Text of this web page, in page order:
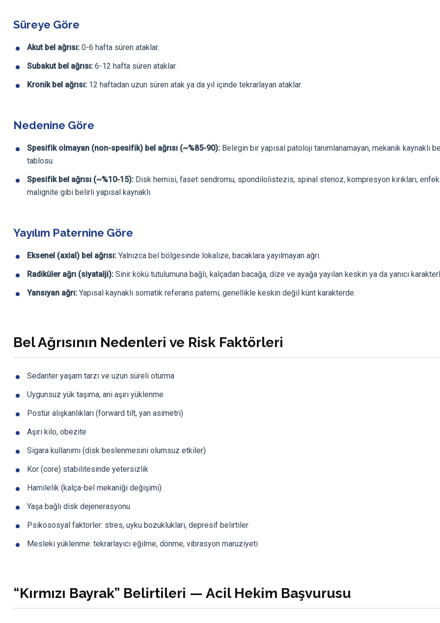
Süreye Göre
Akut bel ağrısı: 0-6 hafta süren ataklar.
Subakut bel ağrısı: 6-12 hafta süren ataklar.
Kronik bel ağrısı: 12 haftadan uzun süren atak ya da yıl içinde tekrarlayan ataklar.
Nedenine Göre
Spesifik olmayan (non-spesifik) bel ağrısı (~%85-90): Belirgin bir yapısal patoloji tanımlanamayan, mekanik kaynaklı
tablosu.
Spesifik bel ağrısı (~%10-15): Disk hernisi, faset sendromu, spondilolistezis, spinal stenoz, kompresyon kırıkları,
malignite gibi belirli yapısal kaynaklı.
Yayılım Paternine Göre
Eksenel (axial) bel ağrısı: Yalnızca bel bölgesinde lokalize, bacaklara yayılmayan ağrı.
Radiküler ağrı (siyatalji): Sinir kökü tutulumuna bağlı, kalçadan bacağa, dize ve ayağa yayılan keskin ya da yanıcı
Yansıyan ağrı: Yapısal kaynaklı somatik referans paterni; genellikle keskin değil künt karakterde.
Bel Ağrısının Nedenleri ve Risk Faktörleri
Sedanter yaşam tarzı ve uzun süreli oturma
Uygunsuz yük taşıma, ani aşırı yüklenme
Postür alışkanlıkları (forward tilt, yan asimetri)
Aşırı kilo, obezite
Sigara kullanımı (disk beslenmesini olumsuz etkiler)
Kor (core) stabilitesinde yetersizlik
Hamilelik (kalça-bel mekaniği değişimi)
Yaşa bağlı disk dejenerasyonu
Psikososyal faktörler: stres, uyku bozuklukları, depresif belirtiler
Mesleki yüklenme: tekrarlayıcı eğilme, dönme, vibrasyon maruziyeti
“Kırmızı Bayrak” Belirtileri — Acil Hekim Başvurusu